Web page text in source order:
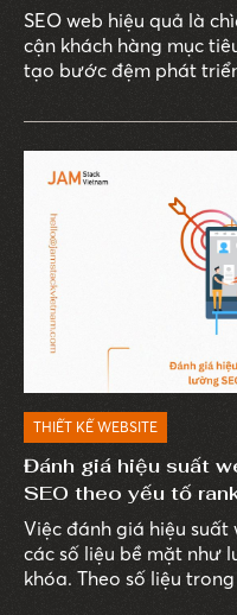
SEO web hiệu quả là
cận khách hàng mục
tạo bước đệm phát
For Lead Gen”, gần
SEO là vũ khí chính
THIẾT KẾ WEBSITE
Đánh giá hiệu suất
SEO theo yếu tố
Việc đánh giá hiệu
các số liệu bề mặt như
khóa. Theo số liệu